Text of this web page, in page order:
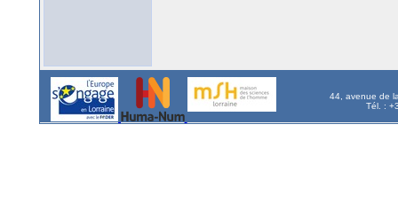
44, avenue de
Tél. :